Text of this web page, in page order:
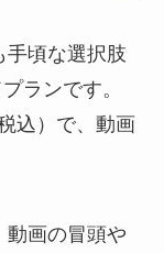
手頃な選択肢
ランです。
込）で、動画
動画の冒頭や